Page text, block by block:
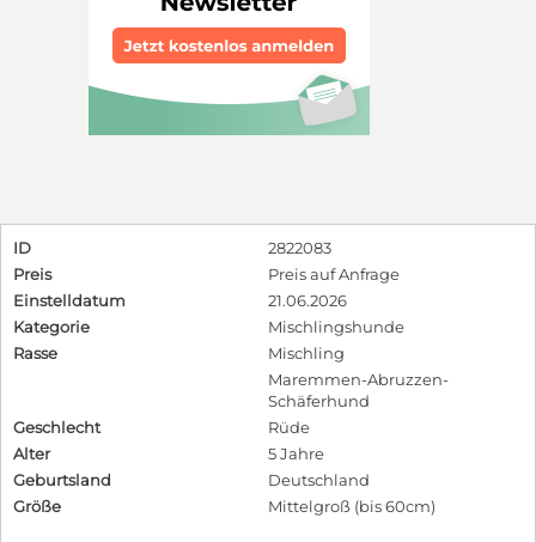
ID
2822083
Preis
Preis auf Anfrage
Einstelldatum
21.06.2026
Kategorie
Mischlingshunde
Rasse
Mischling
Maremmen-Abruzzen-
Schäferhund
Geschlecht
Rüde
Alter
5 Jahre
Geburtsland
Deutschland
Größe
Mittelgroß (bis 60cm)